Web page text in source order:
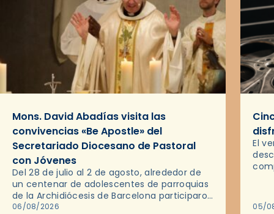
Mons. David Abadías visita las
convivencias «Be Apostle» del
Secretariado Diocesano de Pastoral
con Jóvenes
Del 28 de julio al 2 de agosto, alrededor de
un centenar de adolescentes de parroquias
de la Archidiócesis de Barcelona participaron
en las convivencias Be Apostle, organizadas
06/08/2026
El
05/